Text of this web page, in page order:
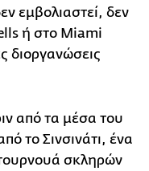
εμβολιαστεί, δεν
ή στο Miami
διοργανώσεις
από τα μέσα του
το Σινσινάτι, ένα
σκληρών